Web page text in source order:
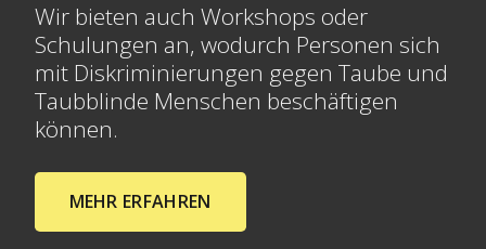
Wir bieten auch Workshops oder
Schulungen an, wodurch Personen sich
mit Diskriminierungen gegen Taube und
Taubblinde Menschen beschäftigen
können.
MEHR ERFAHREN